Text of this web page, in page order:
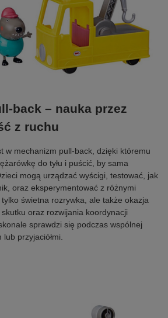
back – nauka przez
z ruchu
w mechanizm pull-back, dzięki któremu
do tyłu i puścić, by sama
mogą urządzać wyścigi, testować, jak
oraz eksperymentować z różnymi
świetna rozrywka, ale także okazja
oraz rozwijania koordynacji
sprawdzi się podczas wspólnej
przyjaciółmi.